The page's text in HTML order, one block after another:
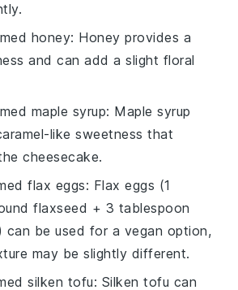
honey: Honey provides a
and can add a slight floral
maple syrup: Maple syrup
like sweetness that
cheesecake.
flax eggs: Flax eggs (1
flaxseed + 3 tablespoon
can be used for a vegan option,
may be slightly different.
silken tofu: Silken tofu can